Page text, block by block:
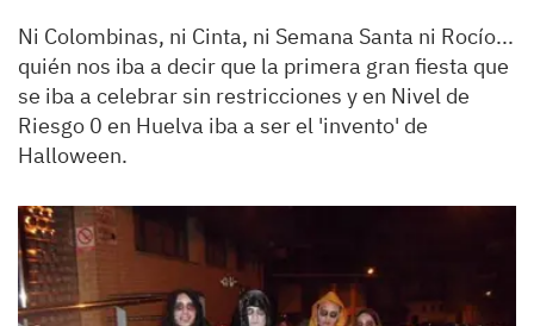
Ni Colombinas, ni Cinta, ni Semana Santa ni Rocío...
quién nos iba a decir que la primera gran fiesta que
se iba a celebrar sin restricciones y en Nivel de
Riesgo 0 en Huelva iba a ser el 'invento' de
Halloween.